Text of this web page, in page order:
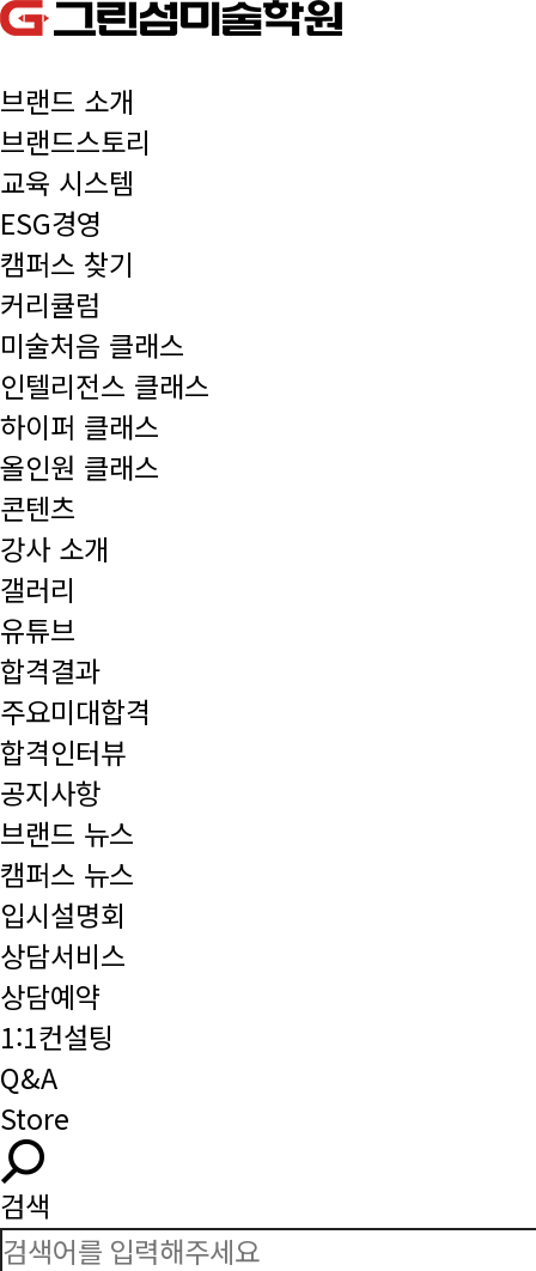
브랜드 소개
브랜드스토리
교육 시스템
ESG경영
캠퍼스 찾기
커리큘럼
미술처음 클래스
인텔리전스 클래스
하이퍼 클래스
올인원 클래스
콘텐츠
강사 소개
갤러리
유튜브
합격결과
주요미대합격
합격인터뷰
공지사항
브랜드 뉴스
캠퍼스 뉴스
입시설명회
상담서비스
상담예약
1:1컨설팅
Q&A
Store
검색